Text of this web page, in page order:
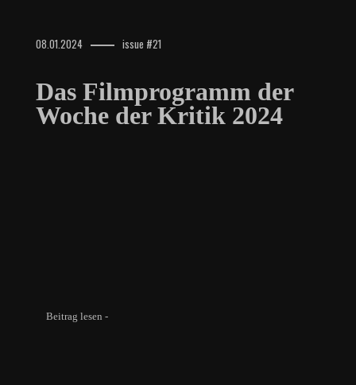
08.01.2024 issue #21
Das Filmprogramm der
Woche der Kritik 2024
Beitrag lesen -